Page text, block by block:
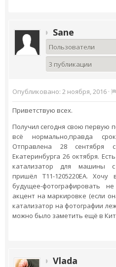
Sane
Пользователи
3 публикации
Опубликовано: 2 ноября, 2016 ·
Приветствую всех.
Получил сегодня свою первую
всё нормально,правда
Отправлена 28 сентября
Екатеринбурга 26 октября.
катализатор для машины с
пришёл T11-1205220EA.
будущее-фотографировать
акцент на маркировке (если
катализатор на фотографии
можно было заметить ещё в
Vlada